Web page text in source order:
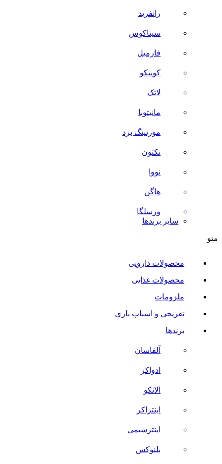
رانفرید
سیتاکوس
فارمیل
کوییکو
لاتک
مانیتوبا
مورنینگ برد
نکتون
نووا
هاگن
ورسلگا
سایر برند‌ها
منو
محصولات دارویی
محصولات غذایی
ملزومات
تفریحی و اسباب بازی
برندها
آلفاسان
ادواکر
الانکو
اینتراکر
اینترشیمی
بلنوکس